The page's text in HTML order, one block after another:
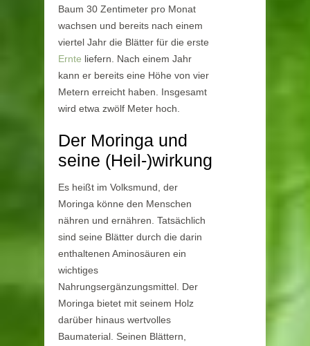
Baum 30 Zentimeter pro Monat
wachsen und bereits nach einem
viertel Jahr die Blätter für die erste
Ernte liefern. Nach einem Jahr
kann er bereits eine Höhe von vier
Metern erreicht haben. Insgesamt
wird etwa zwölf Meter hoch.
Der Moringa und
seine (Heil-)wirkung
Es heißt im Volksmund, der
Moringa könne den Menschen
nähren und ernähren. Tatsächlich
sind seine Blätter durch die darin
enthaltenen Aminosäuren ein
wichtiges
Nahrungsergänzungsmittel. Der
Moringa bietet mit seinem Holz
darüber hinaus wertvolles
Baumaterial. Seinen Blättern,